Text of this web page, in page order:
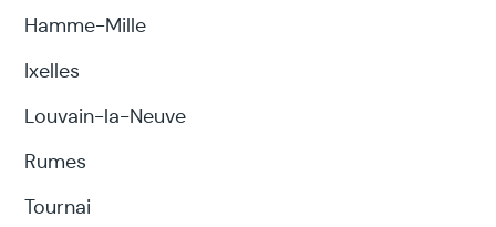
Hamme-Mille
Ixelles
Louvain-la-Neuve
Rumes
Tournai